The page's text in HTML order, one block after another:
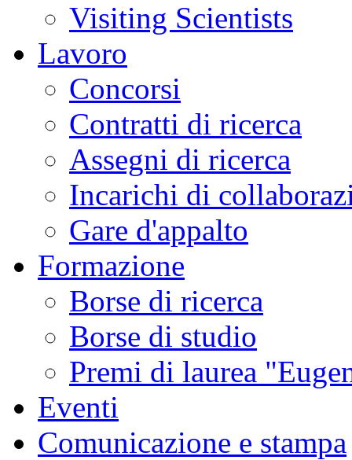
Visiting Scientists
Lavoro
Concorsi
Contratti di ricerca
Assegni di ricerca
Incarichi di
Gare d'appalto
Formazione
Borse di ricerca
Borse di studio
Premi di laurea
Eventi
Comunicazione e stampa